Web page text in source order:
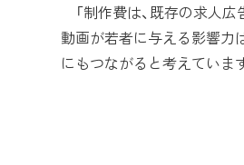
「制作費は、既存の求人
動画が若者に与える影響力
にもつながると考えていま